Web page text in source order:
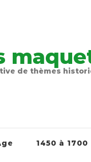
de thèmes
1450 à 1700